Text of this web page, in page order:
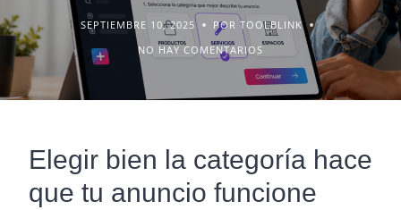
SEPTIEMBRE 10, 2025
POR TOOLBLINK
NO HAY COMENTARIOS
Elegir bien la categoría hace
que tu anuncio funcione